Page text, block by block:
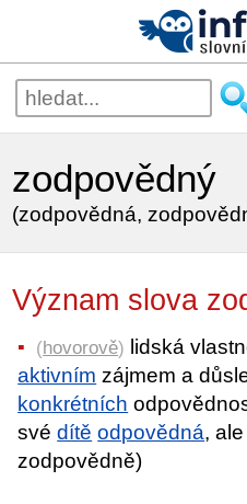
zodpovědný
(zodpovědná,
Význam slova
(hovorově) lidská
aktivním zájmem a
konkrétních
svédítě odpovědná,
zodpovědně)